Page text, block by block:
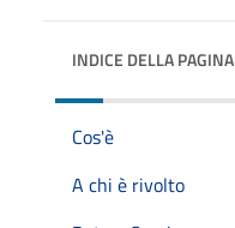
INDICE DELLA PAGINA
Cos'è
A chi è rivolto